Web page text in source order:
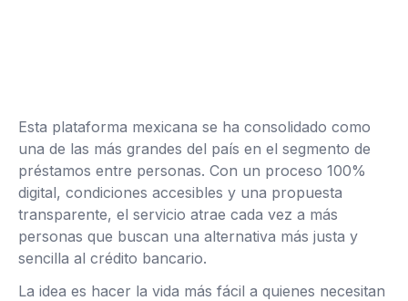
Esta plataforma mexicana se ha consolidado como
una de las más grandes del país en el segmento de
préstamos entre personas. Con un proceso 100%
digital, condiciones accesibles y una propuesta
transparente, el servicio atrae cada vez a más
personas que buscan una alternativa más justa y
sencilla al crédito bancario.
La idea es hacer la vida más fácil a quienes necesitan